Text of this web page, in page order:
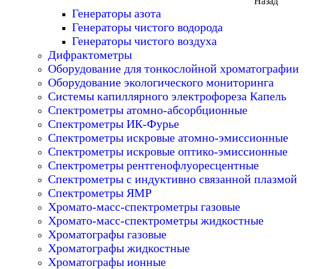
Генераторы азота
Генераторы чистого водорода
Генераторы чистого воздуха
Дифрактометры
Оборудование для тонкослойной хроматографии
Оборудование экологического мониторинга
Системы капиллярного электрофореза Капель
Спектрометры атомно-абсорбционные
Спектрометры ИК-Фурье
Спектрометры искровые атомно-эмиссионные
Спектрометры искровые оптико-эмиссионные
Спектрометры рентгенофлуоресцентные
Спектрометры с индуктивно связанной плазмой
Спектрометры ЯМР
Хромато-масс-спектрометры газовые
Хромато-масс-спектрометры жидкостные
Хроматографы газовые
Хроматографы жидкостные
Хроматографы ионные